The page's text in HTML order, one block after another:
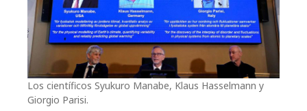
Los científicos Syukuro Manabe, Klaus Hasselmann y
Giorgio Parisi.